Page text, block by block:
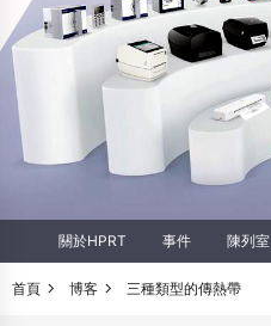
關於HPRT 事件 陳列室
首頁 博客 三種類型的傳熱帶